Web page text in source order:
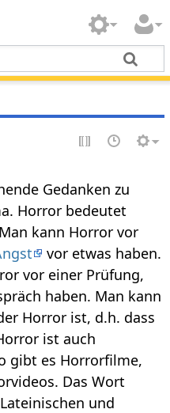
Gedanken zu
Horror bedeutet
kann Horror vor
vor etwas haben.
vor einer Prüfung,
haben. Man kann
Horror ist, d.h. dass
ist auch
gibt es Horrorfilme,
Das Wort
und